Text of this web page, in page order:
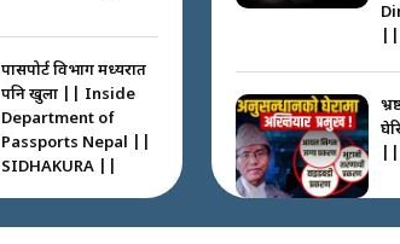
पासपोर्ट विभाग मध्यरात
पनि खुला || Inside
Department of
Passports Nepal ||
SIDHAKURA ||